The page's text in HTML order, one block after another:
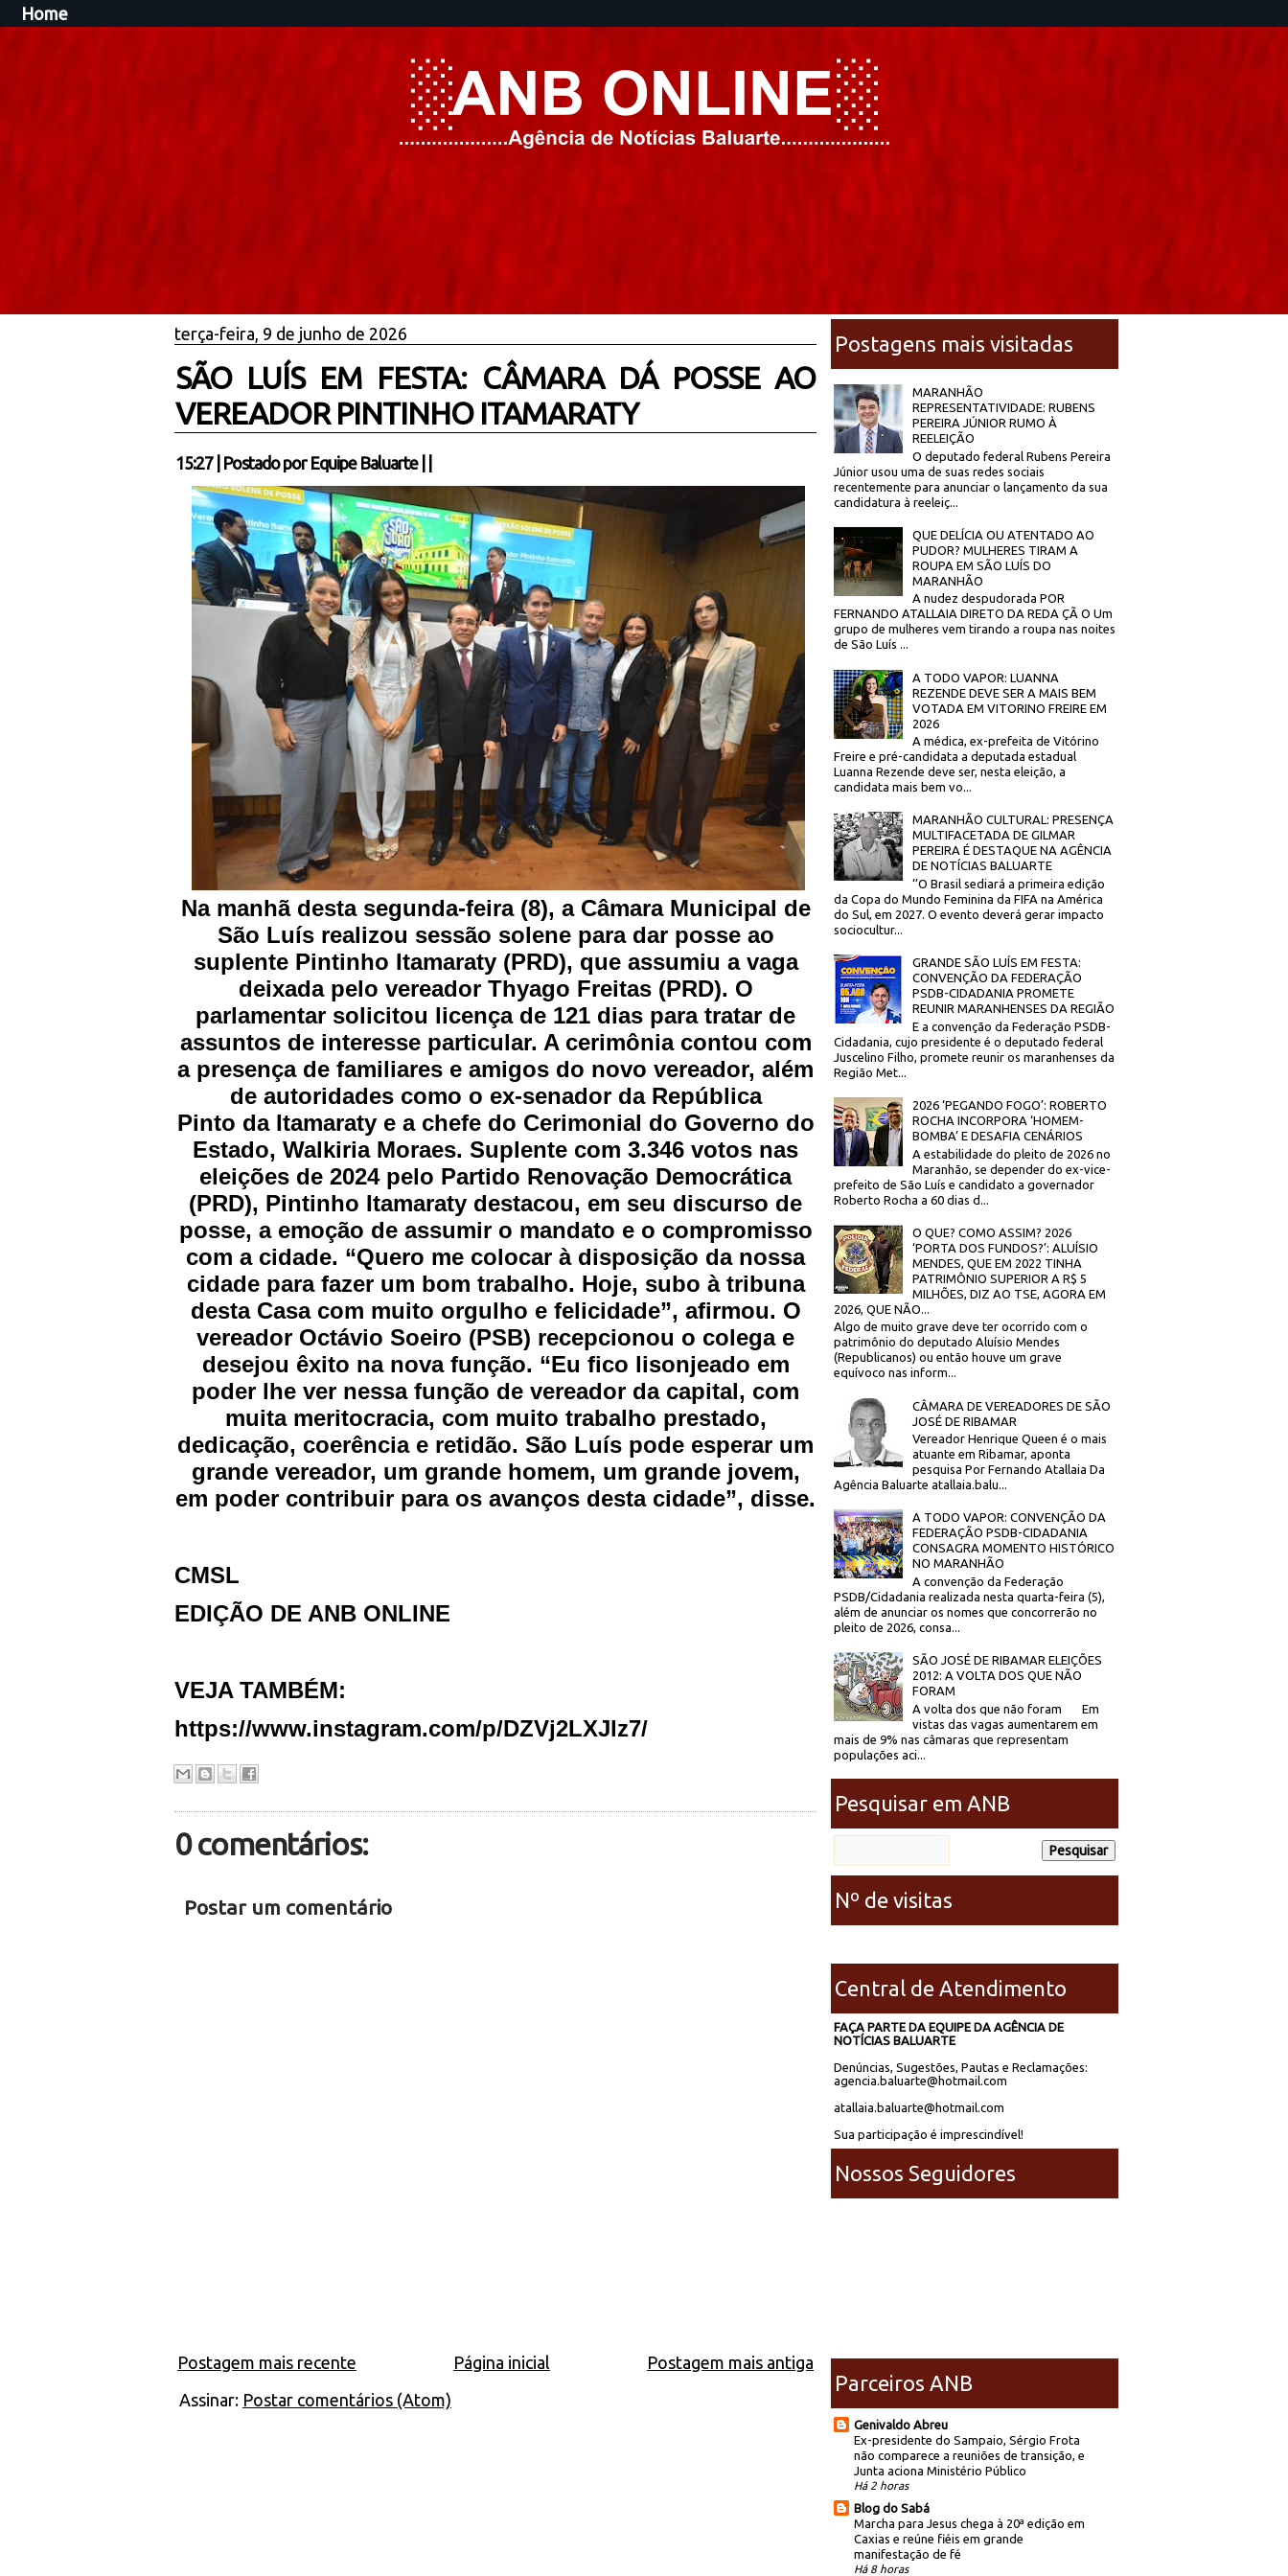
Home
terça-feira, 9 de junho de 2026
SÃO LUÍS EM FESTA: CÂMARA DÁ POSSE AO
VEREADOR PINTINHO ITAMARATY
15:27| Postado por Equipe Baluarte
Na manhã desta segunda-feira (8), a Câmara Municipal de
São Luís realizou sessão solene para dar posse ao
suplente Pintinho Itamaraty (PRD), que assumiu a vaga
deixada pelo vereador Thyago Freitas (PRD). O
parlamentar solicitou licença de 121 dias para tratar de
assuntos de interesse particular. A cerimônia contou com
a presença de familiares e amigos do novo vereador, além
de autoridades como o ex-senador da República
Pinto da Itamaraty e a chefe do Cerimonial do Governo do
Estado, Walkiria Moraes. Suplente com 3.346 votos nas
eleições de 2024 pelo Partido Renovação Democrática
(PRD), Pintinho Itamaraty destacou, em seu discurso de
posse, a emoção de assumir o mandato e o compromisso
com a cidade. “Quero me colocar à disposição da nossa
cidade para fazer um bom trabalho. Hoje, subo à tribuna
desta Casa com muito orgulho e felicidade”, afirmou. O
vereador Octávio Soeiro (PSB) recepcionou o colega e
desejou êxito na nova função. “Eu fico lisonjeado em
poder lhe ver nessa função de vereador da capital, com
muita meritocracia, com muito trabalho prestado,
dedicação, coerência e retidão. São Luís pode esperar um
grande vereador, um grande homem, um grande jovem,
em poder contribuir para os avanços desta cidade”, disse.
CMSL
EDIÇÃO DE ANB ONLINE
VEJA TAMBÉM:
https://www.instagram.com/p/DZVj2LXJlz7/
0 comentários:
Postar um comentário
Postagem mais recente Postagem mais antiga
Página inicial
Assinar: Postar comentários (Atom)
Postagens mais visitadas
MARANHÃO
REPRESENTATIVIDADE: RUBENS
PEREIRA JÚNIOR RUMO À
REELEIÇÃO
O deputado federal Rubens Pereira
Júnior usou uma de suas redes sociais
recentemente para anunciar o lançamento da sua
candidatura à reeleiç...
QUE DELÍCIA OU ATENTADO AO
PUDOR? MULHERES TIRAM A
ROUPA EM SÃO LUÍS DO
MARANHÃO
A nudez despudorada POR
FERNANDO ATALLAIA DIRETO DA REDA ÇÃ O Um
grupo de mulheres vem tirando a roupa nas noites
de São Luís ...
A TODO VAPOR: LUANNA
REZENDE DEVE SER A MAIS BEM
VOTADA EM VITORINO FREIRE EM
2026
A médica, ex-prefeita de Vitórino
Freire e pré-candidata a deputada estadual
Luanna Rezende deve ser, nesta eleição, a
candidata mais bem vo...
MARANHÃO CULTURAL: PRESENÇA
MULTIFACETADA DE GILMAR
PEREIRA É DESTAQUE NA AGÊNCIA
DE NOTÍCIAS BALUARTE
‘’O Brasil sediará a primeira edição
da Copa do Mundo Feminina da FIFA na América
do Sul, em 2027. O evento deverá gerar impacto
sociocultur...
GRANDE SÃO LUÍS EM FESTA:
CONVENÇÃO DA FEDERAÇÃO
PSDB-CIDADANIA PROMETE
REUNIR MARANHENSES DA REGIÃO
E a convenção da Federação PSDB-
Cidadania, cujo presidente é o deputado federal
Juscelino Filho, promete reunir os maranhenses da
Região Met...
2026 ‘PEGANDO FOGO’: ROBERTO
ROCHA INCORPORA ‘HOMEM-
BOMBA’ E DESAFIA CENÁRIOS
A estabilidade do pleito de 2026 no
Maranhão, se depender do ex-vice-
prefeito de São Luís e candidato a governador
Roberto Rocha a 60 dias d...
O QUE? COMO ASSIM? 2026
‘PORTA DOS FUNDOS?’: ALUÍSIO
MENDES, QUE EM 2022 TINHA
PATRIMÔNIO SUPERIOR A R$ 5
MILHÕES, DIZ AO TSE, AGORA EM
2026, QUE NÃO...
Algo de muito grave deve ter ocorrido com o
patrimônio do deputado Aluísio Mendes
(Republicanos) ou então houve um grave
equívoco nas inform...
CÂMARA DE VEREADORES DE SÃO
JOSÉ DE RIBAMAR
Vereador Henrique Queen é o mais
atuante em Ribamar, aponta
pesquisa Por Fernando Atallaia Da
Agência Baluarte atallaia.balu...
A TODO VAPOR: CONVENÇÃO DA
FEDERAÇÃO PSDB-CIDADANIA
CONSAGRA MOMENTO HISTÓRICO
NO MARANHÃO
A convenção da Federação
PSDB/Cidadania realizada nesta quarta-feira (5),
além de anunciar os nomes que concorrerão no
pleito de 2026, consa...
SÃO JOSÉ DE RIBAMAR ELEIÇÕES
2012: A VOLTA DOS QUE NÃO
FORAM
A volta dos que não foram Em
vistas das vagas aumentarem em
mais de 9% nas câmaras que representam
populações aci...
Pesquisar em ANB
Nº de visitas
Central de Atendimento
FAÇA PARTE DA EQUIPE DA AGÊNCIA DE
NOTÍCIAS BALUARTE
Denúncias, Sugestões, Pautas e Reclamações:
agencia.baluarte@hotmail.com
atallaia.baluarte@hotmail.com
Sua participação é imprescindível!
Nossos Seguidores
Parceiros ANB
Genivaldo Abreu
Ex-presidente do Sampaio, Sérgio Frota
não comparece a reuniões de transição, e
Junta aciona Ministério Público
Há 2 horas
Blog do Sabá
Marcha para Jesus chega à 20ª edição em
Caxias e reúne fiéis em grande
manifestação de fé
Há 8 horas